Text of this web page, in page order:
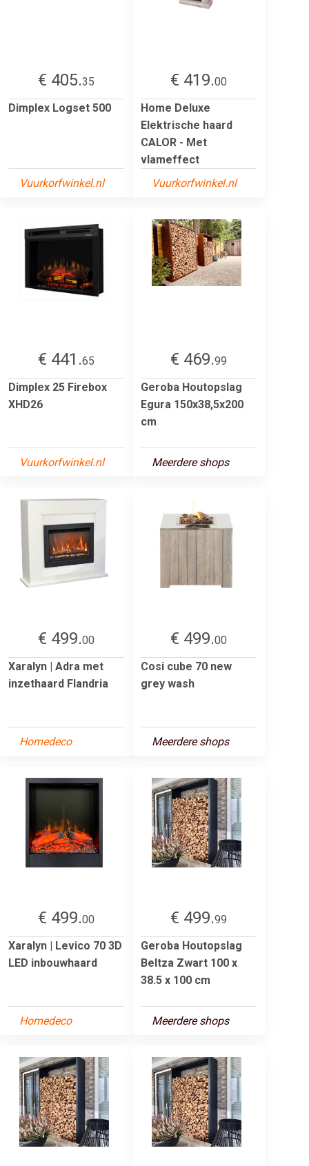
€ 405.35
Dimplex Logset 500
Vuurkorfwinkel.nl
€ 419.00
Home Deluxe
Elektrische haard
CALOR - Met
vlameffect
Vuurkorfwinkel.nl
€ 441.65
Dimplex 25 Firebox
XHD26
Vuurkorfwinkel.nl
€ 469.99
Geroba Houtopslag
Egura 150x38,5x200
cm
Meerdere shops
€ 499.00
Xaralyn | Adra met
inzethaard Flandria
Homedeco
€ 499.00
Cosi cube 70 new
grey wash
Meerdere shops
€ 499.00
Xaralyn | Levico 70 3D
LED inbouwhaard
Homedeco
€ 499.99
Geroba Houtopslag
Beltza Zwart 100 x
38.5 x 100 cm
Meerdere shops